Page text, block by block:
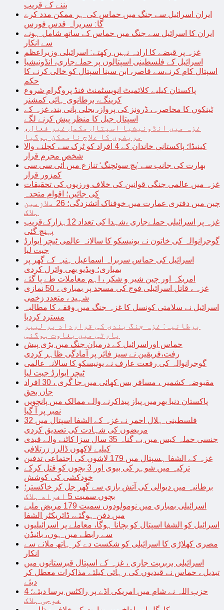
بننے کے قریب
ایران اسرائیل سے جنگ میں حماس کی ہر ممکن مدد کرے
گا: سربراہ قدس فورس
ایران کا اسرائیل سے جنگ میں حماس کے ساتھ شامل ہونے
سے انکار
غزہ پر قبضے کا ارادہ نہیں رکھتے: اسرائیلی وزیراعظم
اسرائیل کے فلسطینی اسپتالوں پر حملےجاری، انڈونیشیا
اسپتال کام کرنےسے قاصر، ابن سینا اسپتال کو خالی کرنے کا
حکم
پاکستان کیلیے کلائمیٹ انویسٹمنٹ فنڈ پروگرام شروع
کرینگے، برطانوی ہائی کمشنر
ٹینکوں کا محاصرہ، ڈرونز کی پرواز، بجلی پانی بند، غزہ کے
اسپتال جیل کا منظر پیش کرنے لگے
غزہ میں انڈونیشیا اسپتال مکمل غیر فعال،
مریضوں کا علاج ناممکن ہوگیا
کینیڈا؛ پاکستانی خاندان کے 4 افراد کو ٹرک سے کچلنے والا
شخص مجرم قرار
بھارت کی جانب سے ’پچ سوئچنگ‘ تنازع میں آئی سی سی
کمزور قرار
غزہ میں عالمی جنگی قوانین کی خلاف ورزیوں کی تحقیقات
کی جائیں؛ اقوام متحدہ
چین میں دفتری عمارت میں خوفناک آتشزدگی؛ 26 ملازمین
ہلاک
غزہ پر اسرائیلی حملےجاری ،شہدا کی تعداد 12ہزارکےقریب
پہنچ گئی
گوجرانوالہ کی خاتون نے یونیسکو کا سالانہ عالمی ٹیچر ایوارڈ
جیت لیا
اسرائیل کی حماس سربراہ اسماعیل ہنیہ کے گھر پر
بمباری؛ ویڈیو بھی وائرل کردی
امریکہ اور چین شیر و شکر ، اہم معاملات طے پا گئے
غزہ ، قاتل اسرائیلی فوج کی مسجد پر بمباری ، 50 نمازی
شہید ، متعدد زخمی
اسرائیل نے سلامتی کونسل کا غزہ جنگ میں وقفے کا مطالبہ
مسترد کردیا
برطانیہ: غزہ جنگ بندی کی قرارداد پر لیبر
پارٹی میں بغاوت ہوگئی
حماس اوراسرائیل کے درمیان جنگ میں بڑی پیش
رفت،فریقین نے سیز فائر پر آمادگی ظاہر کردی
گوجرانوالہ کی رفعت عارف نے یونیسکو کا سالانہ عالمی
ٹیچر ایوارڈ جیت لیا
مقبوضہ کشمیر ، مسافر بس کھائی میں جا گری ، 30 افراد
جاں بحق
پاکستان دنیا بھرمیں پیاز پیداکرنے والے ممالک میں پانچویں
نمبر پر آ گیا
فلسطینی ہلال احمر نے غزہ کے الشفا اسپتال میں 32
مریضوں کی شہادت کی تصدیق کردی
جنسی حملہ کیس میں بے گناہ 35 سال سزا کاٹنے والے قیدی
کیلیے لاکھوں ڈالرز زرتلافی
غزہ کے الشفا ہسپتال میں 179 لاشوں کی اجتماعی تدفین
ترکیہ میں شوہر کی بیوی اور 3 بچوں کو قتل کرکے
خودکشی کی کوشش
برطانیہ میں دیوالی کی آتش بازی سے گھر جل کر خاکستر؛
بچوں سمیت 5 افراد ہلاک
اسرائیلی بمباری میں نومولودوں سمیت 179 مریض ملبے
میں دفن ہوگئے، ڈائریکٹر الشفا
اسرائیل کو الشفا اسپتال کو بچانا ہوگا، معاملے پر اسرائیلیوں
سے رابطے میں ہوں، بائیڈن
مصری کھلاڑی کا اسرائیلی کو شکست دے کر ہاتھ ملانے سے
انکار
اسرائیلی بربریت جاری ، غزہ کے اسپتال قبرستانوں میں
تبدیل ، حماس نے قیدیوں کی رہائی کیلئے مذاکرات معطل کر
دیئے
حزب اللہ نے شام میں امریکی اڈے پر راکٹس برسا دیئے؛ 4
فوجی ہلاک